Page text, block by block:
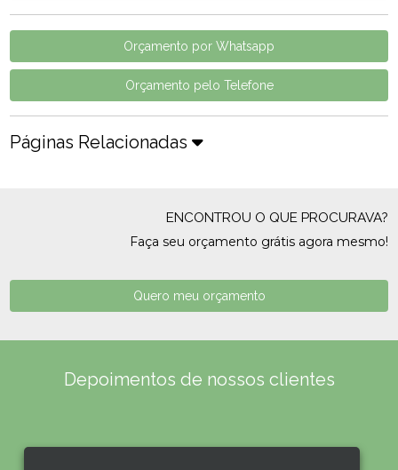
Orçamento por Whatsapp
Orçamento pelo Telefone
Páginas Relacionadas
ENCONTROU O QUE PROCURAVA?
Faça seu orçamento grátis agora mesmo!
Quero meu orçamento
Depoimentos de nossos clientes